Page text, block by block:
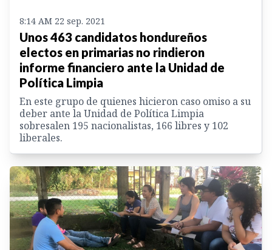
8:14 AM 22 sep. 2021
Unos 463 candidatos hondureños
electos en primarias no rindieron
informe financiero ante la Unidad de
Política Limpia
En este grupo de quienes hicieron caso omiso a su
deber ante la Unidad de Política Limpia
sobresalen 195 nacionalistas, 166 libres y 102
liberales.